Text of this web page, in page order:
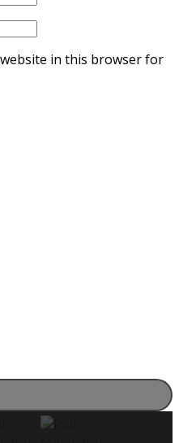
in this browser for